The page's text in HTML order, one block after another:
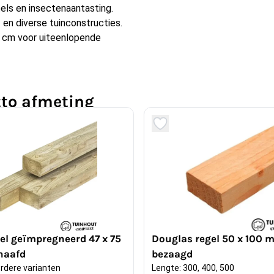
en insectenaantasting.
diverse tuinconstructies.
voor uiteenlopende
afmeting
het schaven wordt een
maatvoering te
Dit is gebruikelijk bij
nauwkeurig verwerkt
geïmpregneerd 47 x 75
varianten
Douglas regel 50 x 100
bezaagd
Lengte: 300, 400, 500